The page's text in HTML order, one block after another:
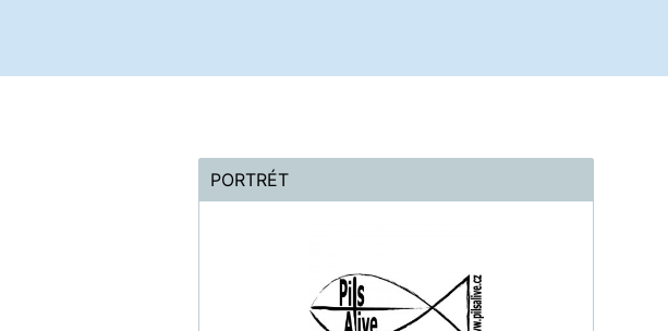
PORTRÉT